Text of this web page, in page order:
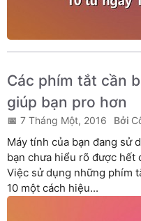
Các phím tắt cần
giúp bạn pro hơn
7 Tháng Một, 2016
Máy tính của bạn đang sử
bạn chưa hiểu rõ được hết
Việc sử dụng những phím
10 một cách hiệu...